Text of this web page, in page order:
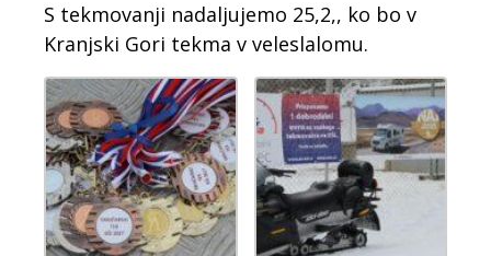
S tekmovanji nadaljujemo 25,2,, ko bo v
Kranjski Gori tekma v veleslalomu.